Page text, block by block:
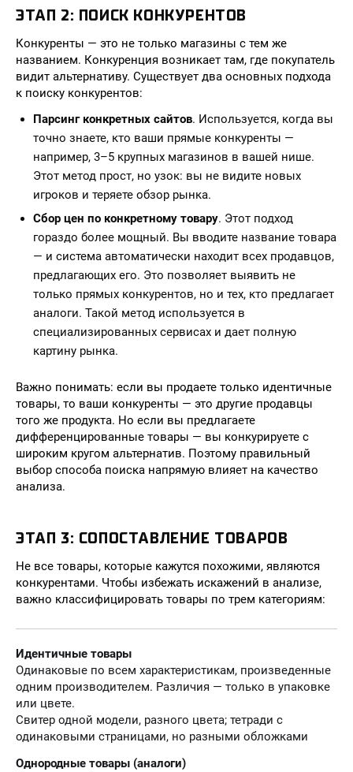
ЭТАП 2: ПОИСК КОНКУРЕНТОВ
Конкуренты — это не только магазины с тем же
названием. Конкуренция возникает там, где покупатель
видит альтернативу. Существует два основных подхода
к поиску конкурентов:
Парсинг конкретных сайтов. Используется, когда вы
точно знаете, кто ваши прямые конкуренты —
например, 3–5 крупных магазинов в вашей нише.
Этот метод прост, но узок: вы не видите новых
игроков и теряете обзор рынка.
Сбор цен по конкретному товару. Этот подход
гораздо более мощный. Вы вводите название товара
— и система автоматически находит всех продавцов,
предлагающих его. Это позволяет выявить не
только прямых конкурентов, но и тех, кто предлагает
аналоги. Такой метод используется в
специализированных сервисах и дает полную
картину рынка.
Важно понимать: если вы продаете только идентичные
товары, то ваши конкуренты — это другие продавцы
того же продукта. Но если вы предлагаете
дифференцированные товары — вы конкурируете с
широким кругом альтернатив. Поэтому правильный
выбор способа поиска напрямую влияет на качество
анализа.
ЭТАП 3: СОПОСТАВЛЕНИЕ ТОВАРОВ
Не все товары, которые кажутся похожими, являются
конкурентами. Чтобы избежать искажений в анализе,
важно классифицировать товары по трем категориям:
Идентичные товары
Одинаковые по всем характеристикам, произведенные
одним производителем. Различия — только в упаковке
или цвете.
Свитер одной модели, разного цвета; тетради с
одинаковыми страницами, но разными обложками
Однородные товары (аналоги)